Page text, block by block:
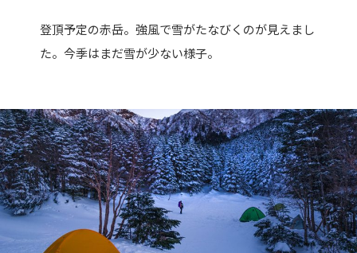
登頂予定の赤岳。強風で雪がたなびくのが見えまし
た。今季はまだ雪が少ない様子。